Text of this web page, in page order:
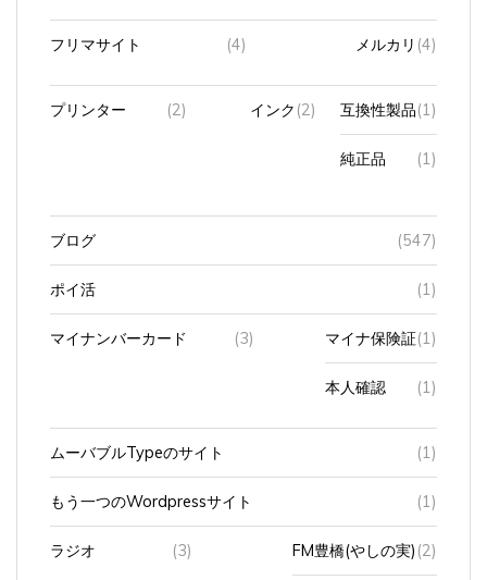
フリマサイト (4) メルカリ(4)
プリンター (2) インク(2) 互換性製品(1)
純正品 (1)
ブログ (547)
ポイ活 (1)
マイナンバーカード (3) マイナ保険証(1)
本人確認 (1)
ムーバブルTypeのサイト (1)
もう一つのWordpressサイト (1)
ラジオ (3) FM豊橋(やしの実)(2)